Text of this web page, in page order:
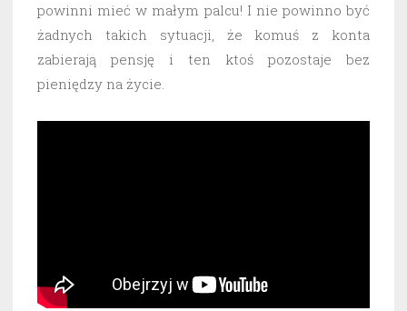
powinni mieć w małym palcu! I nie powinno być
żadnych takich sytuacji, że komuś z konta
zabierają pensję i ten ktoś pozostaje bez
pieniędzy na życie.